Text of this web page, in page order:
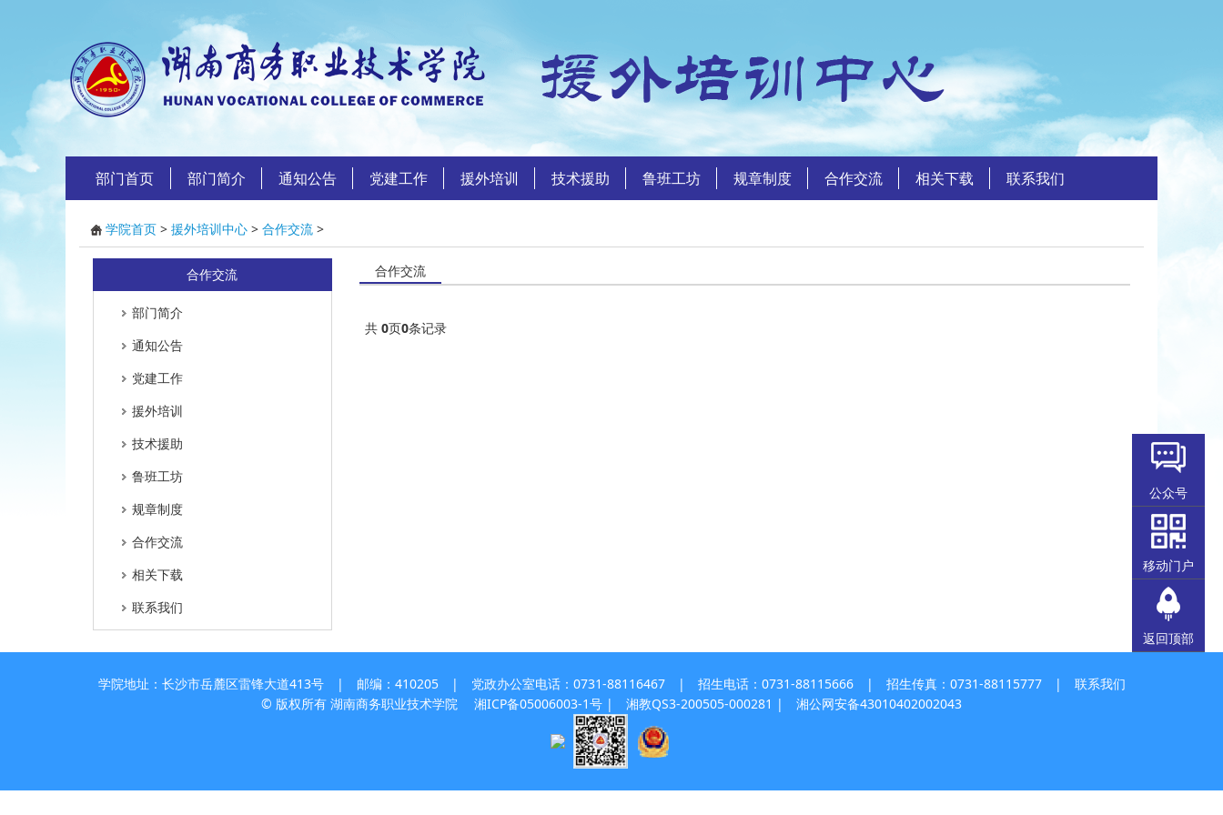
部门首页 部门简介 通知公告 党建工作 援外培训 技术援助 鲁班工坊 规章制度 合作交流 相关下载 联系我们
学院首页 > 援外培训中心 > 合作交流 >
合作交流
部门简介
通知公告
党建工作
援外培训
技术援助
鲁班工坊
规章制度
合作交流
相关下载
联系我们
合作交流
共 0页0条记录
学院地址：长沙市岳麓区雷锋大道413号 | 邮编：410205 | 党政办公室电话：0731-88116467 | 招生电话：0731-88115666 | 招生传真：0731-88115777 | 联系我们
© 版权所有 湖南商务职业技术学院
湘ICP备05006003-1号 | 湘教QS3-200505-000281 | 湘公网安备43010402002043
公众号
移动门户
返回顶部